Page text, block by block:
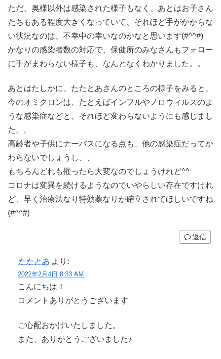
ただ、奥様以外は感染された様子もなく、あとはお子さん
たちもある程度大きくなっていて、それほど手がかからな
い状況なのは、不幸中の幸いなのかなと思います(#^^#)
かなりの感染者数の対応で、保健所のみなさんもフォロー
に手がまわらない様子も、なんとなくわかりました。。
あとはたしかに、たたとあさんのところの様子をみると、
今のオミクロンは、たとえばインフルやノロウィルスのよ
うな感染症などと、それほど変わらないようにも感じまし
た。。
高齢者や子供にナーバスになる点も、他の感染症だってか
わらないでしょうし、、
もちろんどれも罹ったら大変なのでしょうけれど^^
コロナは変異を続けるようなのでいやらしい存在ですけれ
ど、早く治療法なり特効薬なりが確立されてほしいですね
(#^^#)
返信
たたとあ より:
2022年2月4日 8:33 AM
こんにちは！
コメントありがとうございます
ご心配おかけいたしました。
また、ありがとうございました♪